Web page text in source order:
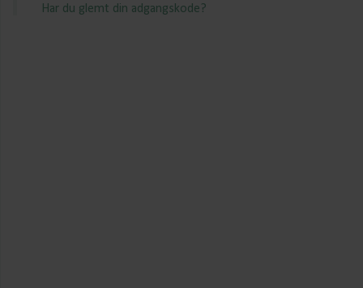
Har du glemt din adgangskode?